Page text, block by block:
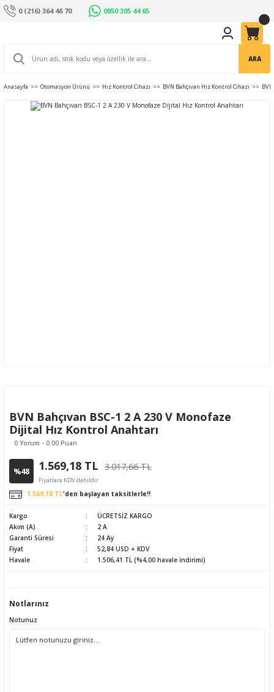
0 (216) 364 46 70 0850 305 44 65
ARA
Anasayfa Otomasyon Ürünü Hız Kontrol Cihazı BVN Bahçıvan Hız Kontrol Cihazı
BVN Bahçıvan BSC-1 2 A 230 V Monofaze
Dijital Hız Kontrol Anahtarı
0 Yorum - 0.00 Puan
%48 1.569,18 TL 3.017,66 TL
Fiyatlara KDV dahildir.
1.569,18 TL'den başlayan taksitlerle!!
Kargo
ÜCRETSİZ KARGO
Akım (A)
2 A
Garanti Süresi
24 Ay
Fiyat
52,84 USD + KDV
Havale
1.506,41 TL (%4,00 havale indirimi)
Notlarınız
Notunuz